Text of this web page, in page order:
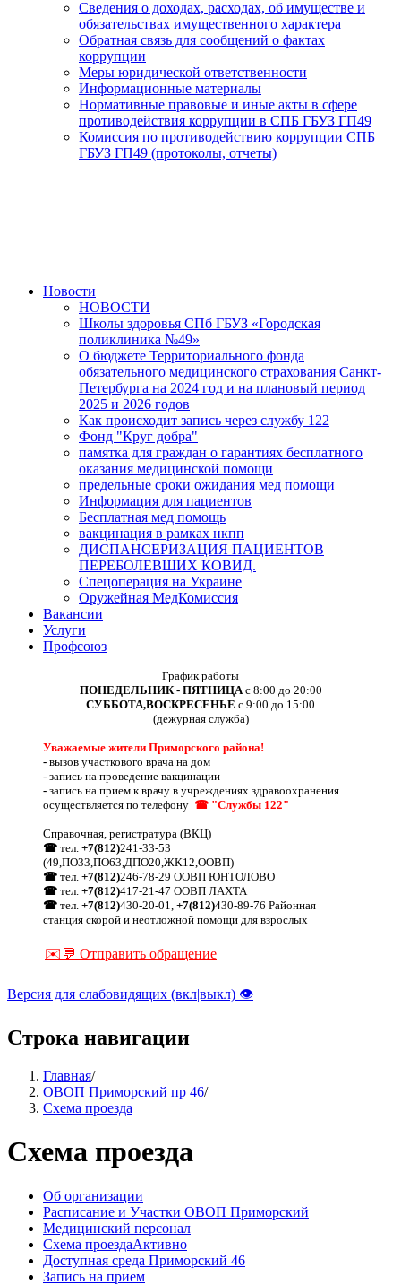
Сведения о доходах, расходах, об имуществе и
обязательствах имущественного характера
Обратная связь для сообщений о фактах
коррупции
Меры юридической ответственности
Информационные материалы
Нормативные правовые и иные акты в сфере
противодействия коррупции в СПБ ГБУЗ ГП49
Комиссия по противодействию коррупции СПБ
ГБУЗ ГП49 (протоколы, отчеты)
Новости
НОВОСТИ
Школы здоровья СПб ГБУЗ «Городская
поликлиника №49»
О бюджете Территориального фонда
обязательного медицинского страхования Санкт-
Петербурга на 2024 год и на плановый период
2025 и 2026 годов
Как происходит запись через службу 122
Фонд "Круг добра"
памятка для граждан о гарантиях бесплатного
оказания медицинской помощи
предельные сроки ожидания мед помощи
Информация для пациентов
Бесплатная мед помощь
вакцинация в рамках нкпп
ДИСПАНСЕРИЗАЦИЯ ПАЦИЕНТОВ
ПЕРЕБОЛЕВШИХ КОВИД.
Спецоперация на Украине
Оружейная МедКомиссия
Вакансии
Услуги
Профсоюз
График работы
ПОНЕДЕЛЬНИК - ПЯТНИЦА с 8:00 до 20:00
СУББОТА,ВОСКРЕСЕНЬЕ с 9:00 до 15:00
(дежурная служба)
Уважаемые жители Приморского района!
- вызов участкового врача на дом
- запись на проведение вакцинации
- запись на прием к врачу в учреждениях здравоохранения
осуществляется по телефону ☎ "Службы 122"
Справочная, регистратура (ВКЦ)
☎ тел. +7(812)241-33-53
(49,ПО33,ПО63,ДПО20,ЖК12,ООВП)
☎ тел. +7(812)246-78-29 ООВП ЮНТОЛОВО
☎ тел. +7(812)417-21-47 ООВП ЛАХТА
☎ тел. +7(812)430-20-01, +7(812)430-89-76 Районная
станция скорой и неотложной помощи для взрослых
✉️💬 Отправить обращение
Версия для слабовидящих (вкл|выкл) 👁
Строка навигации
Главная/
ОВОП Приморский пр 46/
Схема проезда
Схема проезда
Об организации
Расписание и Участки ОВОП Приморский
Медицинский персонал
Схема проездаАктивно
Доступная среда Приморский 46
Запись на прием